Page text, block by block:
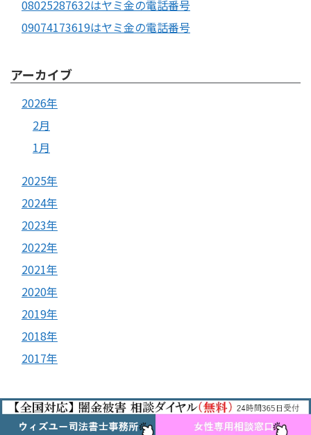
08025287632はヤミ金の電話番号
09074173619はヤミ金の電話番号
アーカイブ
2026年
2月
1月
2025年
2024年
2023年
2022年
2021年
2020年
2019年
2018年
2017年